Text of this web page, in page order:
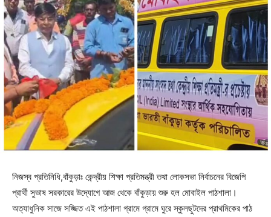
নিজস্ব প্রতিনিধি,বাঁকুড়াঃ কেন্দ্রীয় শিক্ষা প্রতিমন্ত্রী তথা লোকসভা নির্বাচনের বিজেপি
প্রার্থী সুভাষ সরকারের উদ্যোগে আজ থেকে বাঁকুড়ায় শুরু হল মোবাইল পাঠশালা।
অত্যাধুনিক সাজে সজ্জিত এই পাঠশালা গ্রামে গ্রামে ঘুরে স্কুলছুটদের প্রাথমিকের পাঠ